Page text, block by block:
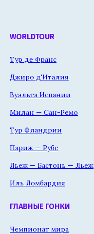
WORLDTOUR
Тур де Франс
Джиро д'Италия
Вуэльта Испании
Милан — Сан-Ремо
Тур Фландрии
Париж — Рубе
Льеж — Бастонь — Льеж
Иль Ломбардия
ГЛАВНЫЕ ГОНКИ
Чемпионат мира